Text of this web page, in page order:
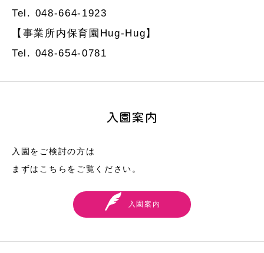
Tel. 048-664-1923
【事業所内保育園Hug-Hug】
Tel. 048-654-0781
入園案内
入園をご検討の方は
まずはこちらをご覧ください。
入園案内